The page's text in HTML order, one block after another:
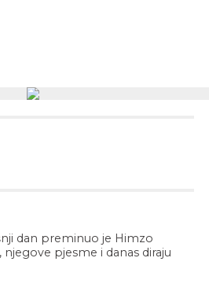
dan preminuo je Himzo
njegove pjesme i danas diraju